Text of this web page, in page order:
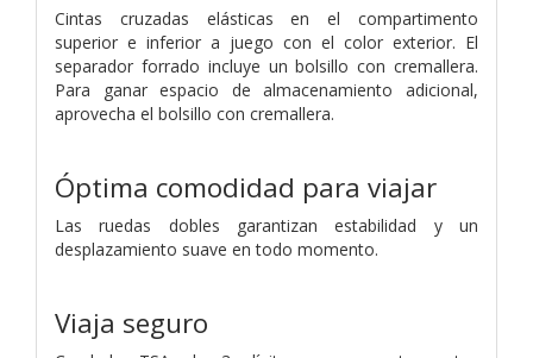
Cintas cruzadas elásticas en el compartimento
superior e inferior a juego con el color exterior. El
separador forrado incluye un bolsillo con cremallera.
Para ganar espacio de almacenamiento adicional,
aprovecha el bolsillo con cremallera.
Óptima comodidad para viajar
Las ruedas dobles garantizan estabilidad y un
desplazamiento suave en todo momento.
Viaja seguro